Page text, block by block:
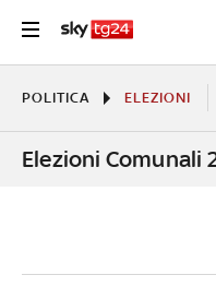
POLITICA ELEZIONI
Elezioni Comunali